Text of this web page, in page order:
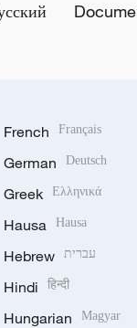
French Français
German Deutsch
Greek Ελληνικά
Hausa Hausa
Hebrew עברית
Hindi हिन्दी
Hungarian Magyar